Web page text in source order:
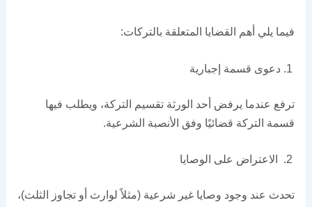
فيما يلي أهم القضايا المتعلقة بالتركات:
دعوى قسمة إجبارية
ترفع عندما يرفض أحد الورثة تقسيم التركة، ويطلب فيها
قسمة التركة قضائيًا وفق الأنصبة الشرعية.
الاعتراض على الوصايا
تحدث عند وجود وصايا غير شرعية (مثلاً لوارث أو تجاوز الثلث)،